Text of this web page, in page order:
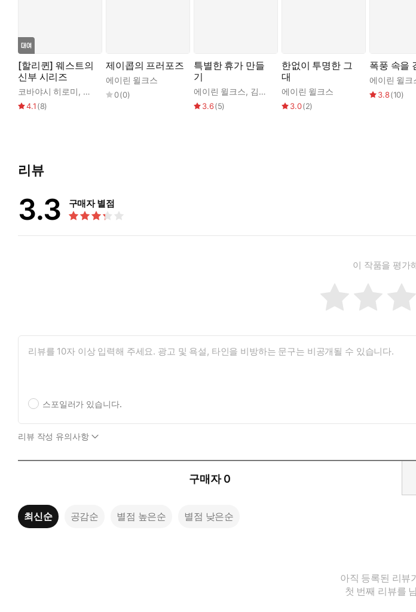
[할리퀸] 웨스트의
신부 시리즈
코바야시 히로미, 에이린 윌크스
4.1(8)
제이콥의 프러포즈
에이린 윌크스
0(0)
특별한 휴가 만들
기
에이린 윌크스, 김혜영
3.6(5)
한없이 투명한 그
대
에이린 윌크스
3.0(2)
폭풍 속을
에이린 윌크
3.8(10)
리뷰
3.3 구매자 별점
이 작품을 평가
스포일러가 있습니다.
리뷰 작성 유의사항
구매자 0
최신순 공감순 별점 높은순 별점 낮은순
아직 등록된 리뷰
첫 번째 리뷰를